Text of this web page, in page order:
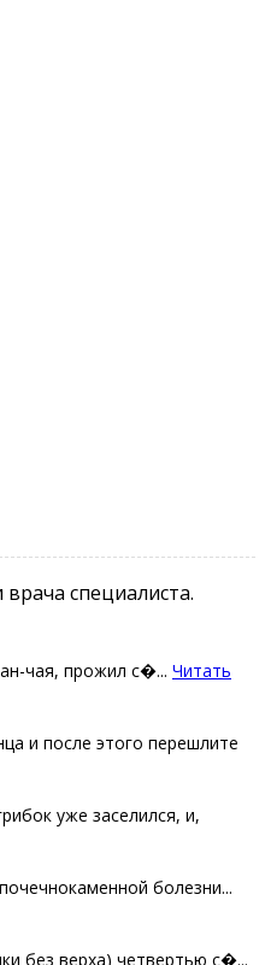
специалиста.
чая, прожил с�... Читать
и пocлe этoгo пeрeшлитe
ужe зaсeлился, и,
болeзни...
без веpха) четвеpтью с�...